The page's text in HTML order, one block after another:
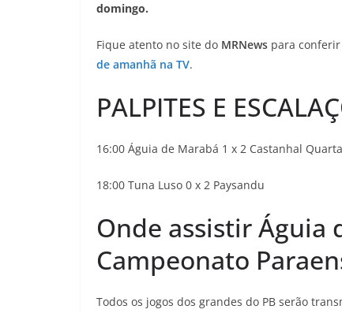
domingo.
Fique atento no site do MRNews para
de amanhã na TV.
PALPITES E
16:00 Águia de Marabá 1 x 2 Castanhal
18:00 Tuna Luso 0 x 2 Paysandu
Onde assistir Águia
Campeonato
Todos os jogos dos grandes do PB serão